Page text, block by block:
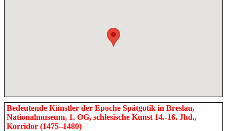
Bedeutende Künstler der Epoche Spätgotik in Breslau,
Nationalmuseum, 1. OG, schlesische Kunst 14.-16. Jhd.,
Korridor (1475–1480)